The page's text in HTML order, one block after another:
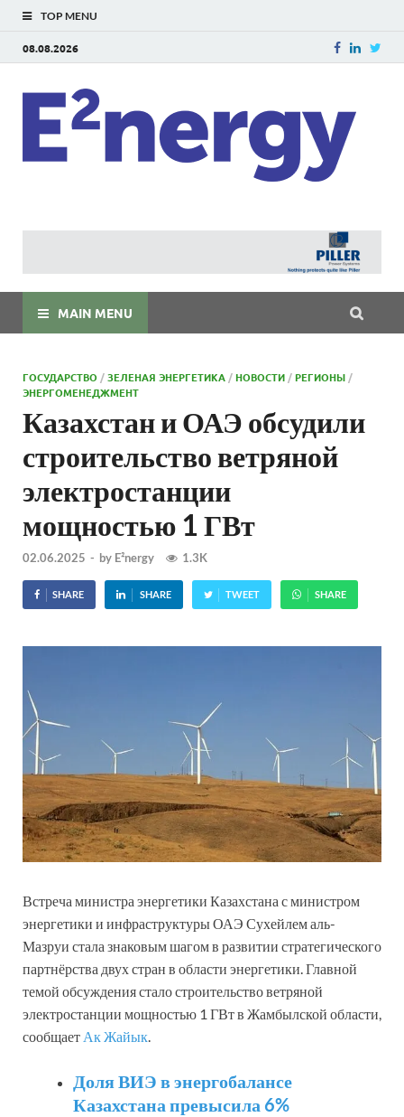
TOP MENU
08.08.2026
MAIN MENU
ГОСУДАРСТВО /ЗЕЛЕНАЯ ЭНЕРГЕТИКА /НОВОСТИ /РЕГИОНЫ /
ЭНЕРГОМЕНЕДЖМЕНТ
Казахстан и ОАЭ обсудили
строительство ветряной
электростанции
мощностью 1 ГВт
02.06.2025 - by E²nergy 1.3K
SHARE SHARE TWEET SHARE
Встреча министра энергетики Казахстана с министром
энергетики и инфраструктуры ОАЭ Сухейлем аль-
Мазруи стала знаковым шагом в развитии стратегического
партнёрства двух стран в области энергетики. Главной
темой обсуждения стало строительство ветряной
электростанции мощностью 1 ГВт в Жамбылской области,
сообщает Ак Жайык.
Доля ВИЭ в энергобалансе
Казахстана превысила 6%